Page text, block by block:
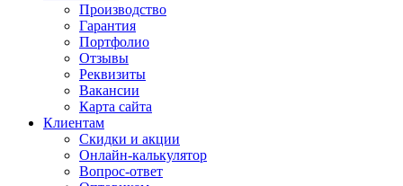
Производство
Гарантия
Портфолио
Отзывы
Реквизиты
Вакансии
Карта сайта
Клиентам
Скидки и акции
Онлайн-калькулятор
Вопрос-ответ